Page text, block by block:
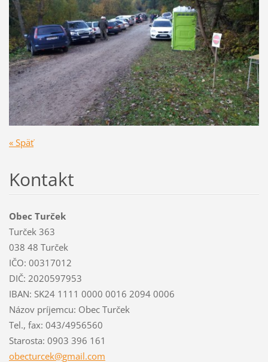
« Späť
Kontakt
Obec Turček
Turček 363
038 48 Turček
IČO: 00317012
DIČ: 2020597953
IBAN: SK24 1111 0000 0016 2094 0006
Názov príjemcu: Obec Turček
Tel., fax: 043/4956560
Starosta: 0903 396 161
obecturcek@gmail.com